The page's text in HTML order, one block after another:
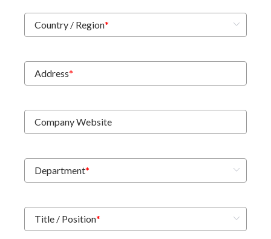
Country / Region*
Address*
Company Website
Department*
Title / Position*